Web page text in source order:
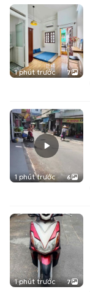
1 phút trước 7
1 phút trước 6
1 phút trước 7